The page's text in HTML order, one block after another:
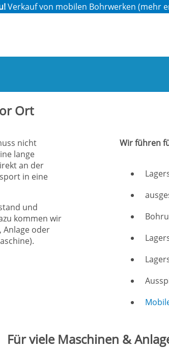
Verkauf von mobilen Bohrwerken (mehr
Ort
nicht
lange
an der
in eine
und
kommen wir
Anlage oder
Wir führen
Für viele Maschinen &